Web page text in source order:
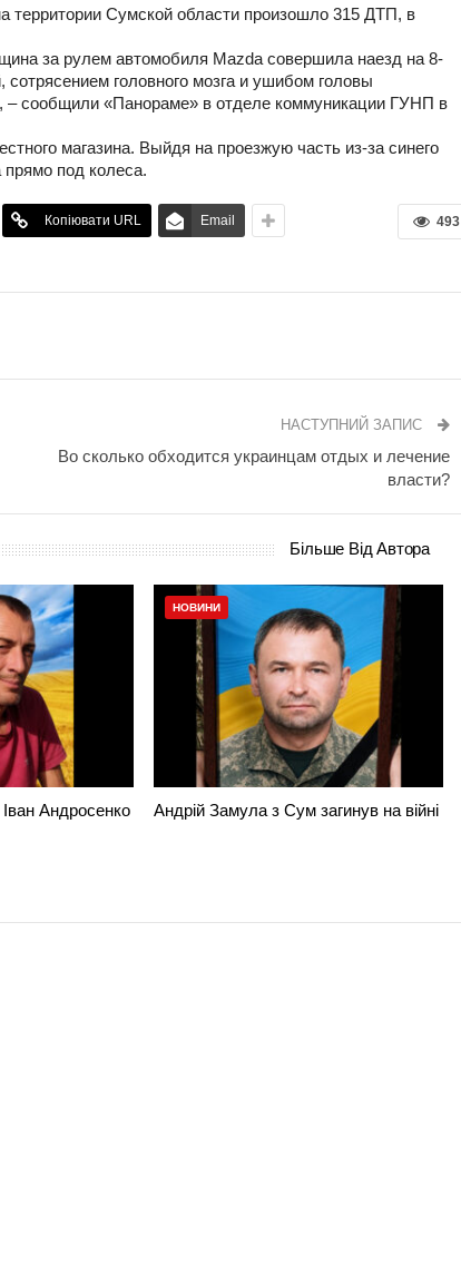
территории Сумской области произошло 315 ДТП, в
за рулем автомобиля Mazda совершила наезд на 8-
головного мозга и ушибом головы
– сообщили «Панораме» в отделе коммуникации ГУНП в
магазина. Выйдя на проезжую часть из-за синего
под колеса.
493
Копіювати URL Email
НАСТУПНИЙ ЗАПИС
Во сколько обходится украинцам отдых и лечение
власти?
Більше Від Автора
Андросенко
НОВИНИ
Андрій Замула з Сум загинув на війні